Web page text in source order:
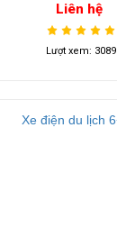
Liên hệ
Lượt xem: 3089